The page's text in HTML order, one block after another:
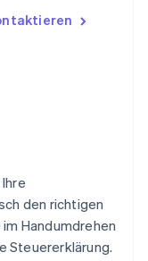
den richtigen
Handumdrehen
Steuererklärung.